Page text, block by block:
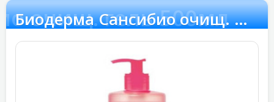
очищ. гель 500мл Биодерма Сансибио очищ. гель 500мл